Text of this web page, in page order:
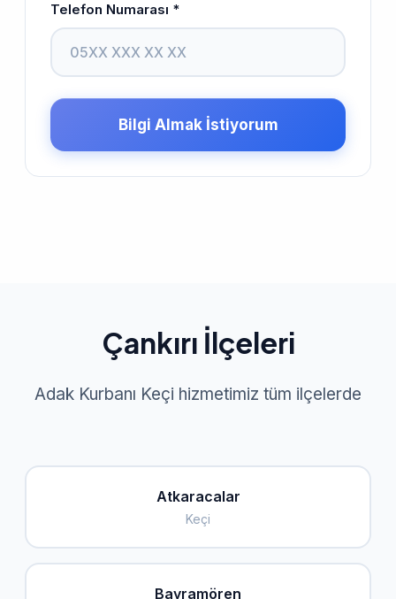
Telefon Numarası *
Bilgi Almak İstiyorum
Çankırı İlçeleri
Adak Kurbanı Keçi hizmetimiz tüm ilçelerde
Atkaracalar
Keçi
Bayramören